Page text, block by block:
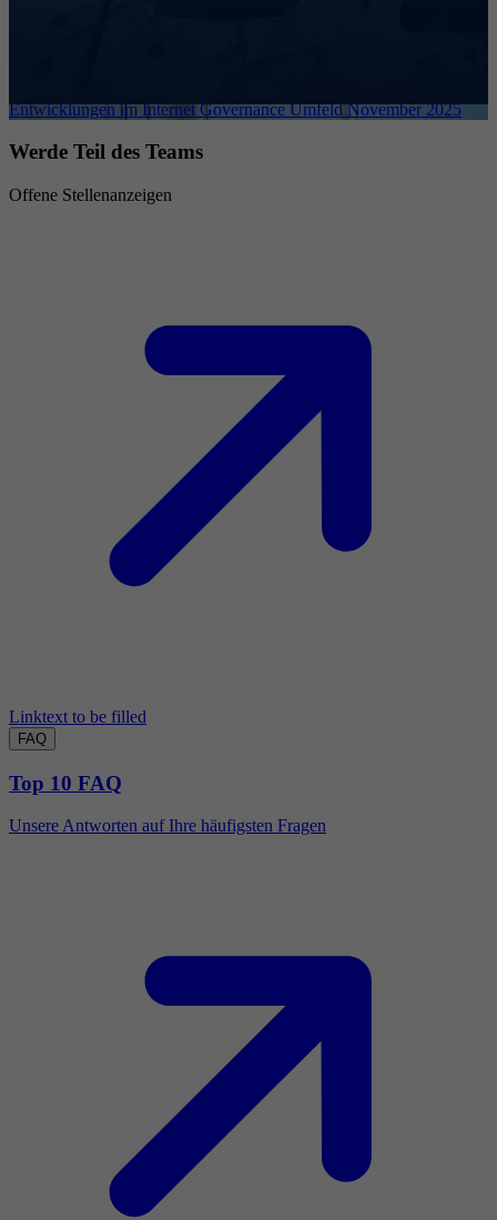
Entwicklungen im Internet Governance Umfeld November 2025
Werde Teil des Teams
Offene Stellenanzeigen
Linktext to be filled
FAQ
Top 10 FAQ
Unsere Antworten auf Ihre häufigsten Fragen